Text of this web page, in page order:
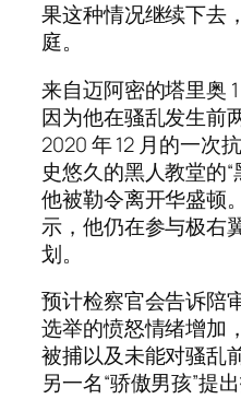
果这种情况继续下去
庭。
来自迈阿密的塔里奥
因为他在骚乱发生前
2020 年 12 月的一次
史悠久的黑人教堂的“
他被勒令离开华盛顿
示，他仍在参与极右
划。
预计检察官会告诉陪
选举的愤怒情绪增加
被捕以及未能对骚乱
另一名“骄傲男孩”提